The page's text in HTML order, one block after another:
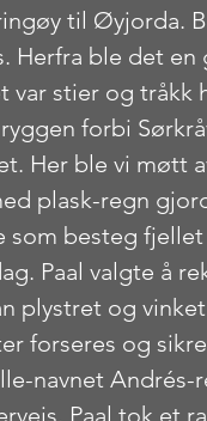
til Øyjorda.
Herfra ble det
var stier og
forbi
Her ble vi møtt
plask-regn
som besteg
Paal valgte å
plystret og
forseres og
navnet
Paal tok et